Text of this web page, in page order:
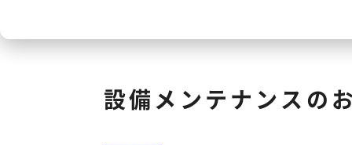
設備メンテナンスの